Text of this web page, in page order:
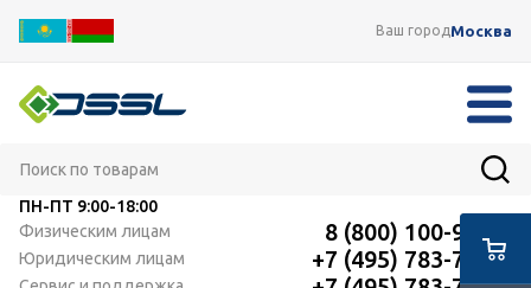
Ваш городМосква
ПН-ПТ 9:00-18:00
Физическим лицам
8 (800) 100-91-12
Юридическим лицам +7 (495) 783-72-87